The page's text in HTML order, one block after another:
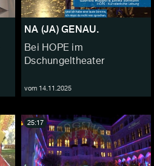
NA (JA) GENAU.
Bei HOPE im
Dschungeltheater
vom 14.11.2025
25:17